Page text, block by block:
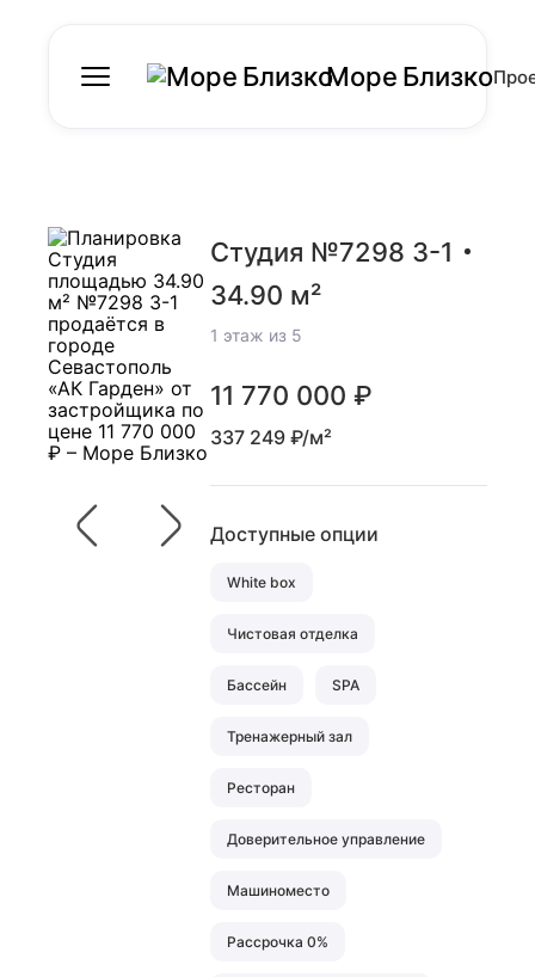
Море Близко
Студия №7298 3-1
34.90 м²
1 этаж из 5
11 770 000 ₽
337 249 ₽/м²
Доступные опции
White box
Чистовая отделка
Бассейн SPA
Тренажерный зал
Ресторан
Доверительное управление
Машиноместо
Рассрочка 0%